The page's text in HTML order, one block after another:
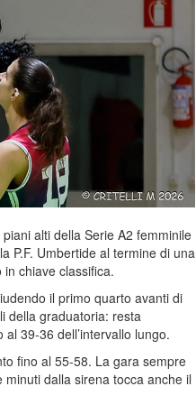
alti della Serie A2 femminile
P.F. Umbertide al termine di una
chiave classifica.
il primo quarto avanti di
della graduatoria: resta
39-36 dell’intervallo lungo.
fino al 55-58. La gara sempre
dalla sirena tocca anche il